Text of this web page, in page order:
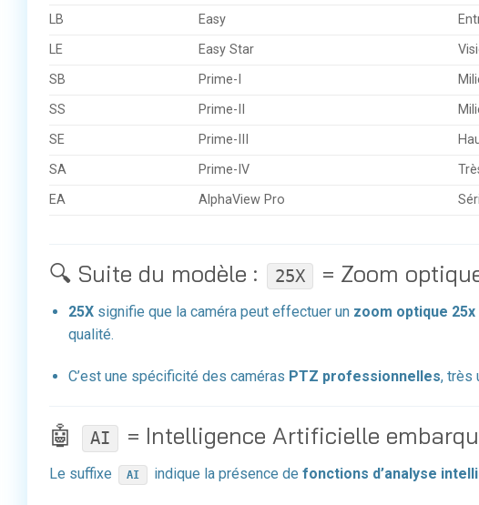
LB
Easy
LE
Easy Star
SB
Prime-I
SS
Prime-II
SE
Prime-III
SA
Prime-IV
EA
AlphaView Pro
🔍 Suite du modèle : 25X = Zoom
25Xsignifie que la caméra peut effectuer un zoom optique 25x
qualité.
C’est une spécificité des caméras PTZ professionnelles, très
🤖 AI = Intelligence Artificielle
Le suffixe AI indique la présence defonctions d’analyse